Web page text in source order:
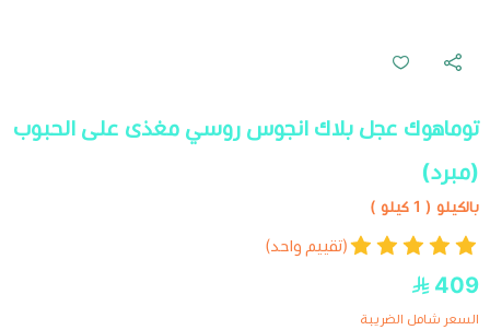
توماهوك عجل بلاك انجوس روسي مغذى على الحبوب
(مبرد)
بالكيلو ( 1 كيلو )
(تقييم واحد)
409
السعر شامل الضريبة